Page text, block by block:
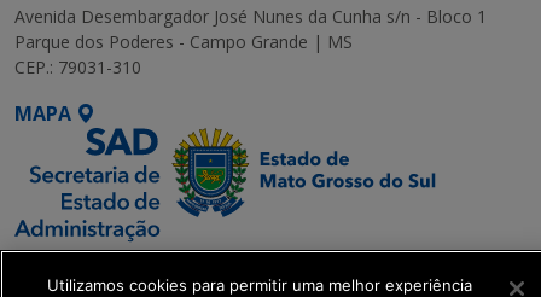
Avenida Desembargador José Nunes da Cunha s/n - Bloco 1
Parque dos Poderes - Campo Grande | MS
CEP.: 79031-310
MAPA
Utilizamos cookies para permitir uma melhor experiência